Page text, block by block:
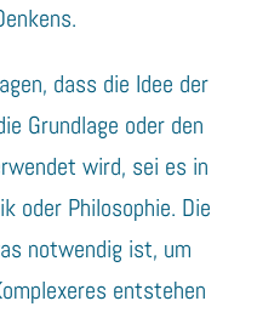
dass die Idee der
Grundlage oder den
wird, sei es in
oder Philosophie. Die
notwendig ist, um
entstehen